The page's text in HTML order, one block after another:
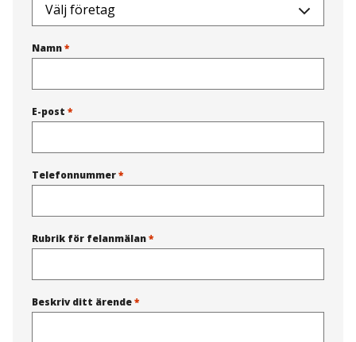
Namn*
E-post *
Telefonnummer*
Rubrik för felanmälan*
Beskriv ditt ärende*